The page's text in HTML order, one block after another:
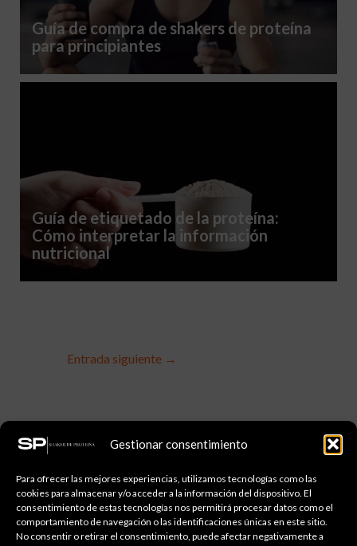
Gestionar consentimiento
Para ofrecer las mejores experiencias, utilizamos tecnologías como las
cookies para almacenar y/o acceder a la información del dispositivo. El
consentimiento de estas tecnologías nos permitirá procesar datos como el
comportamiento de navegación o las identificaciones únicas en este sitio.
No consentir o retirar el consentimiento, puede afectar negativamente a
Guía de compra de shakers de proteína
para principiantes
Guía de etiquetado de la proteína:
Cómo interpretar la información
nutricional
Entrada siguiente →